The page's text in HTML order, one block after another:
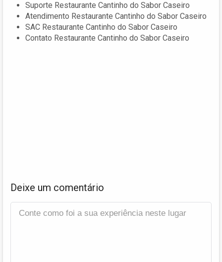
Suporte Restaurante Cantinho do Sabor Caseiro
Atendimento Restaurante Cantinho do Sabor Caseiro
SAC Restaurante Cantinho do Sabor Caseiro
Contato Restaurante Cantinho do Sabor Caseiro
Deixe um comentário